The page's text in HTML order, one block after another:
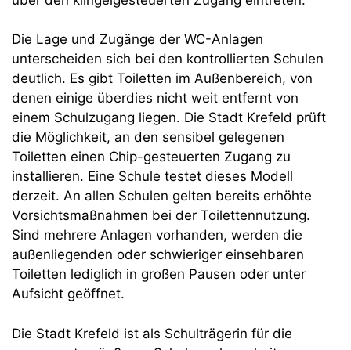
Die Lage und Zugänge der WC-Anlagen
unterscheiden sich bei den kontrollierten Schulen
deutlich. Es gibt Toiletten im Außenbereich, von
denen einige überdies nicht weit entfernt von
einem Schulzugang liegen. Die Stadt Krefeld prüft
die Möglichkeit, an den sensibel gelegenen
Toiletten einen Chip-gesteuerten Zugang zu
installieren. Eine Schule testet dieses Modell
derzeit. An allen Schulen gelten bereits erhöhte
Vorsichtsmaßnahmen bei der Toilettennutzung.
Sind mehrere Anlagen vorhanden, werden die
außenliegenden oder schwieriger einsehbaren
Toiletten lediglich in großen Pausen oder unter
Aufsicht geöffnet.
Die Stadt Krefeld ist als Schulträgerin für die